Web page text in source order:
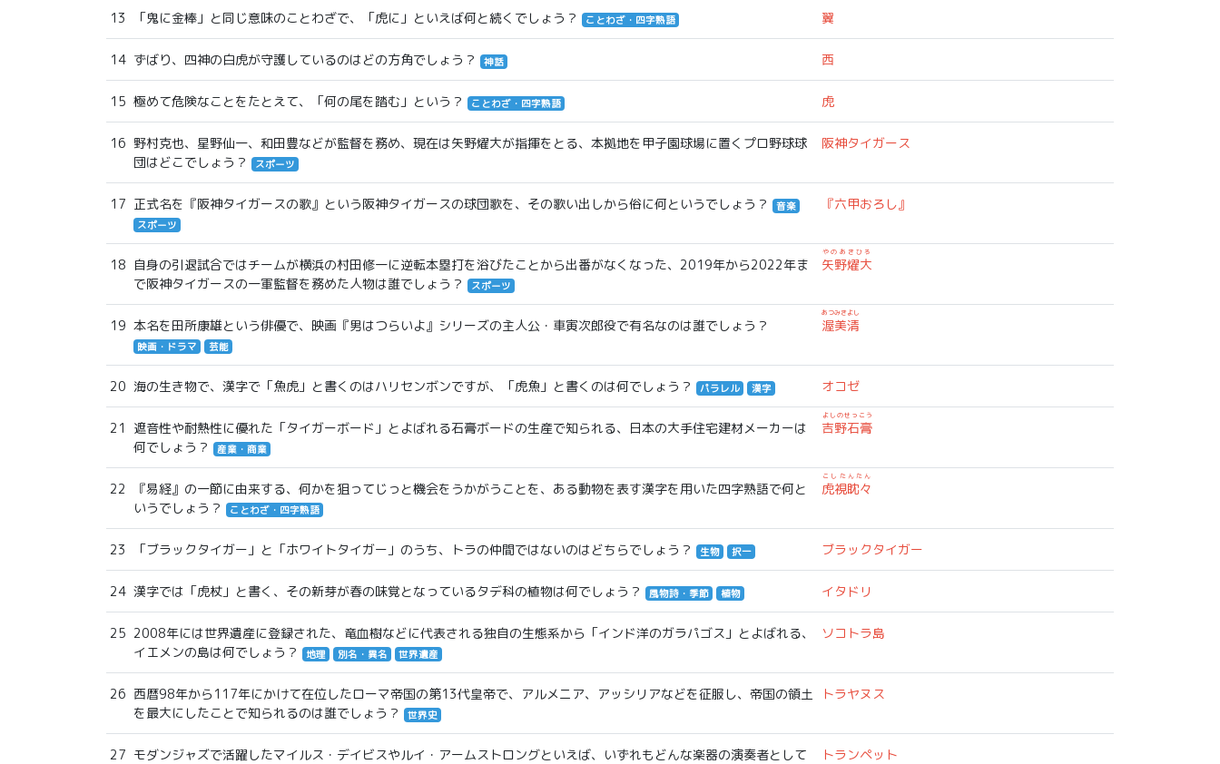
13 「鬼に金棒」と同じ意味のことわざで、「虎に」といえば何と続くでしょう？ ことわざ・四字熟語 翼
14 ずばり、四神の白虎が守護しているのはどの方角でしょう？ 神話 西
15 極めて危険なことをたとえて、「何の尾を踏む」という？ ことわざ・四字熟語 虎
16 野村克也、星野仙一、和田豊などが監督を務め、現在は矢野燿大が指揮をとる、本拠地を甲子園球場に置くプロ野球球
団はどこでしょう？
スポーツ
阪神タイガース
17 正式名を『阪神タイガースの歌』という阪神タイガースの球団歌を、その歌い出しから俗に何というでしょう？
音楽
スポーツ
『六甲おろし』
18 自身の引退試合ではチームが横浜の村田修一に逆転本塁打を浴びたことから出番がなくなった、2019年から2022年ま
で阪神タイガースの一軍監督を務めた人物は誰でしょう？
スポーツ
矢野燿大
やのあきひろ
19 本名を田所康雄という俳優で、映画『男はつらいよ』シリーズの主人公・車寅次郎役で有名なのは誰でしょう？
映画・ドラマ 芸能
渥美清
あつみきよし
20 海の生き物で、漢字で「魚虎」と書くのはハリセンボンですが、「虎魚」と書くのは何でしょう？ パラレル 漢字 オコゼ
21
遮音性や耐熱性に優れた「タイガーボード」とよばれる石膏ボードの生産で知られる、日本の大手住宅建材メーカーは
何でしょう？
産業・商業
吉野石膏
よしのせっこう
22
『易経』の一節に由来する、何かを狙ってじっと機会をうかがうことを、ある動物を表す漢字を用いた四字熟語で何と
いうでしょう？
ことわざ・四字熟語
虎視眈々
こしたんたん
23 「ブラックタイガー」と「ホワイトタイガー」のうち、トラの仲間ではないのはどちらでしょう？ 生物 択一 ブラックタイガー
24 漢字では「虎杖」と書く、その新芽が春の味覚となっているタデ科の植物は何でしょう？ 風物詩・季節 植物 イタドリ
25 2008年には世界遺産に登録された、竜血樹などに代表される独自の生態系から「インド洋のガラパゴス」とよばれる、
イエメンの島は何でしょう？
地理 別名・異名 世界遺産
ソコトラ島
26 西暦98年から117年にかけて在位したローマ帝国の第13代皇帝で、アルメニア、アッシリアなどを征服し、帝国の領土
を最大にしたことで知られるのは誰でしょう？
世界史
トラヤヌス
27 モダンジャズで活躍したマイルス・デイビスやルイ・アームストロングといえば、いずれもどんな楽器の演奏者として
トランペット